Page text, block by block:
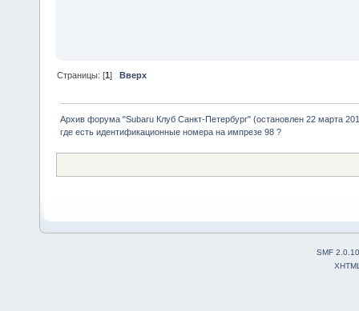
Страницы: [1] Вверх
Архив форума "Subaru Клуб Санкт-Петербург" (остановлен 22 марта
где есть идентификационные номера на импрезе 98 ?
SMF 2.0.10